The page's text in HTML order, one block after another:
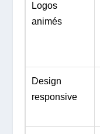
Logos
animés
Design
responsive